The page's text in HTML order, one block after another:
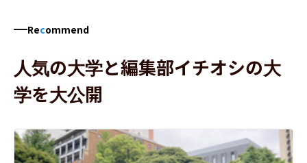
Recommend
人気の大学と編集部イチオシの大
学を大公開